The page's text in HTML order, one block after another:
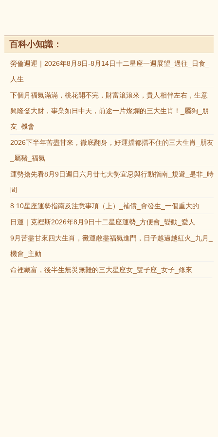
百科小知識：
勞倫週運｜2026年8月8日-8月14日十二星座一週展望_過往_日食_
人生
下個月福氣滿滿，桃花開不完，財富滾滾來，貴人相伴左右，生意
興隆發大財，事業如日中天，前途一片燦爛的三大生肖！_屬狗_朋
友_機會
2026下半年苦盡甘來，徹底翻身，好運擋都擋不住的三大生肖_朋友
_屬豬_福氣
運勢搶先看8月9日週日六月廿七大勢宜忌與行動指南_規避_是非_時
間
8.10星座運勢指南及注意事項（上）_補償_會發生_一個重大的
日運｜克裡斯2026年8月9日十二星座運勢_方便會_變動_愛人
9月苦盡甘來四大生肖，黴運散盡福氣進門，日子越過越紅火_九月_
機會_主動
命裡藏富，後半生無災無難的三大星座女_雙子座_女子_修來